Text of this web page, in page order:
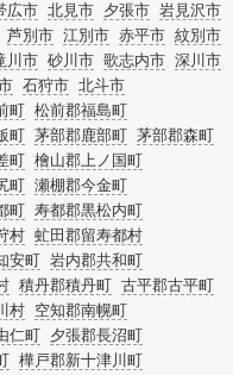
広市 北見市 夕張市 岩見沢市
芦別市 江別市 赤平市 紋別市
川市 砂川市 歌志内市 深川市
石狩市 北斗市
町 松前郡福島町
町 茅部郡鹿部町 茅部郡森町
町 檜山郡上ノ国町
町 瀬棚郡今金町
町 寿都郡黒松内町
村 虻田郡留寿都村
安町 岩内郡共和町
積丹郡積丹町 古平郡古平町
村 空知郡南幌町
仁町
夕張郡長沼町
樺戸郡新十津川町